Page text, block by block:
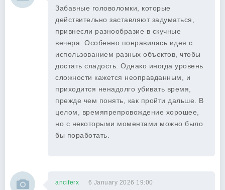
Забавные головоломки, которые
действительно заставляют задуматься,
привнесли разнообразие в скучные
вечера. Особенно понравилась идея с
использованием разных объектов, чтобы
достать сладость. Однако иногда уровень
сложности кажется неоправданным, и
приходится ненадолго убивать время,
прежде чем понять, как пройти дальше. В
целом, времяпрепровождение хорошее,
но с некоторыми моментами можно было
бы поработать.
anciferx 6 January 2026 19:00